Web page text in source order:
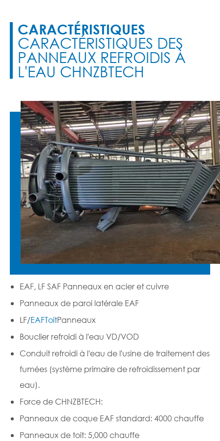
CARACTÉRISTIQUES
CARACTÉRISTIQUES DES
PANNEAUX REFROIDIS À
L'EAU CHNZBTECH
EAF, LF SAF Panneaux en acier et cuivre
Panneaux de paroi latérale EAF
LF/EAFToitPanneaux
Bouclier refroidi à l'eau VD/VOD
Conduit refroidi à l'eau de l'usine de traitement des
fumées (système primaire de refroidissement par
eau).
Force de CHNZBTECH:
Panneaux de coque EAF standard: 4000 chauffe
Panneaux de toit: 5,000 chauffe